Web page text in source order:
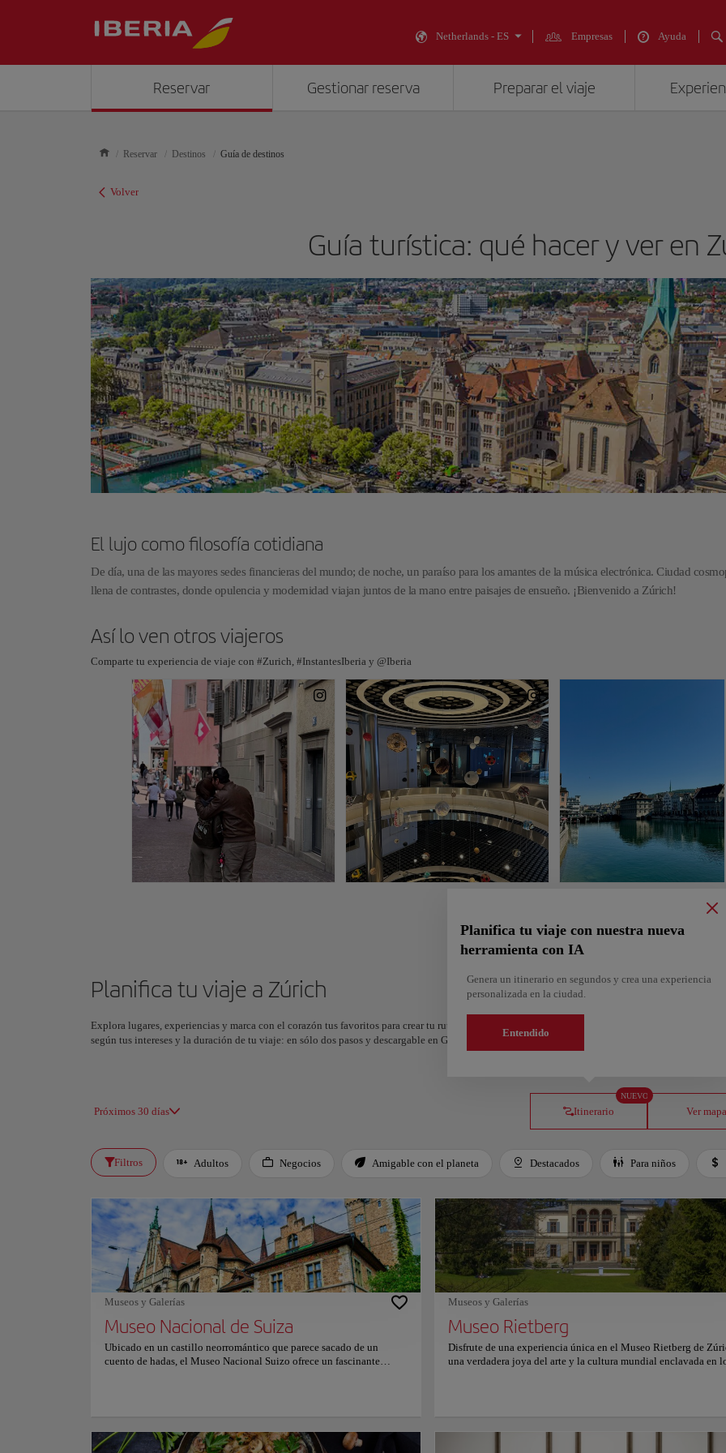
Netherlands - ES Empresas Ayuda
Reservar Gestionar reserva Preparar el viaje
Reservar Destinos Guía de destinos
Volver
Guía turística: qué hacer y ver en
El lujo como filosofía cotidiana
De día, una de las mayores sedes financieras del mundo; de noche, un paraíso para los amantes de la música electrónica. Ciudad
llena de contrastes, donde opulencia y modernidad viajan juntos de la mano entre paisajes de ensueño. ¡Bienvenido a Zúrich!
Así lo ven otros viajeros
Comparte tu experiencia de viaje con #Zurich, #InstantesIberia y @Iberia
Planifica tu viaje a Zúrich
Explora lugares, experiencias y marca con el corazón tus favoritos para crear tu ruta y compartirla. ¿Quieres más ideas? Obtén un itinerario
según tus intereses y la duración de tu viaje: en sólo dos pasos y descargable en Google Maps.
Próximos 30 días Itinerario
NUEVO
Planifica tu viaje con nuestra nueva
herramienta con IA
Genera un itinerario en segundos y crea una experiencia
personalizada en la ciudad.
Entendido
Ver mapa
Filtros Adultos Negocios Amigable con el planeta Destacados Para niños
Museos y Galerías
Museo Nacional de Suiza
Ubicado en un castillo neorromántico que parece sacado de un
cuento de hadas, el Museo Nacional Suizo ofrece un fascinante
de 860.000 objetos, que van desde artefactos prehistóricos hasta
obras maestras contemporáneas. Sus exposiciones detalladas
Museos y Galerías
Museo Rietberg
Disfrute de una experiencia única en el Museo Rietberg de
una verdadera joya del arte y la cultura mundial enclavada en
artísticas de Asia, África, las Américas y Oceanía. Ubicado en